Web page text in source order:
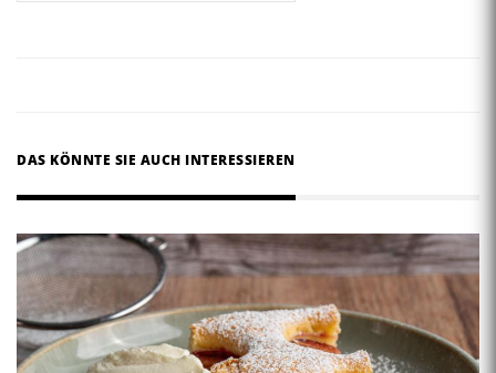
DAS KÖNNTE SIE AUCH INTERESSIEREN